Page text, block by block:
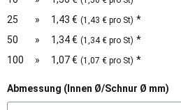
25
» 1,43 € (1,43 € pro St) *
50
» 1,34 € (1,34 € pro St) *
100
» 1,07 € (1,07 € pro St) *
Abmessung (Innen Ø/Schnur Ø mm)